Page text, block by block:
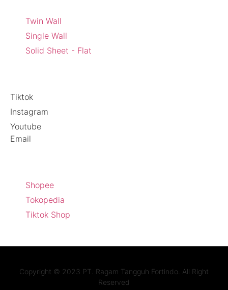
Twin Wall
Single Wall
Solid Sheet - Flat
Tiktok
Instagram
Youtube
Email
Shopee
Tokopedia
Tiktok Shop
Copyright © 2023 PT. Ragam Tangguh Fortindo. All Right
Reserved